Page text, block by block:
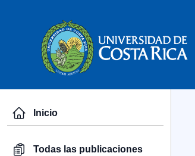
Inicio
Todas las publicaciones